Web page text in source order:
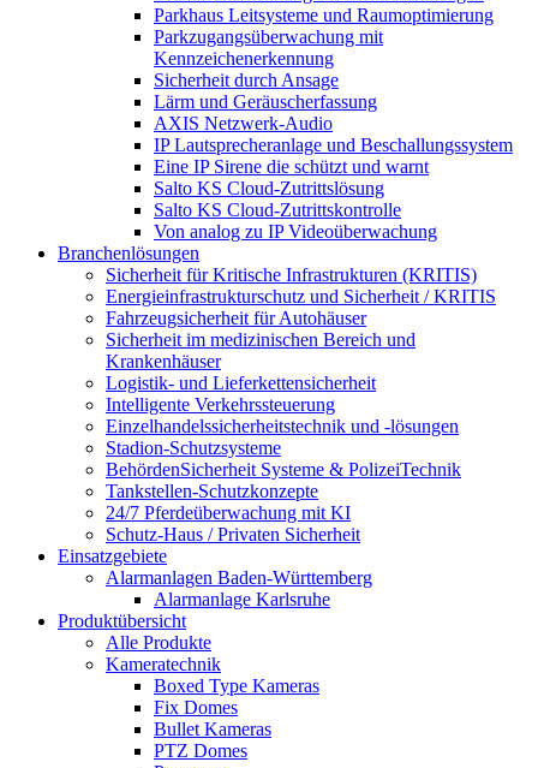
Parkhaus Leitsysteme und Raumoptimierung
Parkzugangsüberwachung mit
Kennzeichenerkennung
Sicherheit durch Ansage
Lärm und Geräuscherfassung
AXIS Netzwerk-Audio
IP Lautsprecheranlage und Beschallungssystem
Eine IP Sirene die schützt und warnt
Salto KS Cloud-Zutrittslösung
Salto KS Cloud-Zutrittskontrolle
Von analog zu IP Videoüberwachung
Branchenlösungen
Sicherheit für Kritische Infrastrukturen (KRITIS)
Energieinfrastrukturschutz und Sicherheit / KRITIS
Fahrzeugsicherheit für Autohäuser
Sicherheit im medizinischen Bereich und
Krankenhäuser
Logistik- und Lieferkettensicherheit
Intelligente Verkehrssteuerung
Einzelhandelssicherheitstechnik und -lösungen
Stadion-Schutzsysteme
BehördenSicherheit Systeme & PolizeiTechnik
Tankstellen-Schutzkonzepte​
24/7 Pferdeüberwachung mit KI
Schutz-Haus / Privaten Sicherheit
Einsatzgebiete
Alarmanlagen Baden-Württemberg
Alarmanlage Karlsruhe
Produktübersicht
Alle Produkte
Kameratechnik
Boxed Type Kameras
Fix Domes
Bullet Kameras
PTZ Domes